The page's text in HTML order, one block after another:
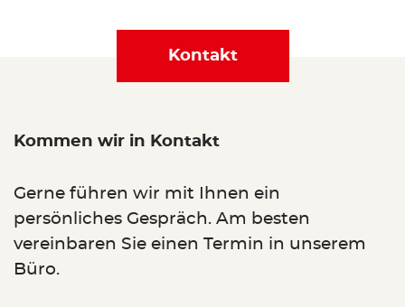
Kontakt
Kommen wir in Kontakt
Gerne führen wir mit Ihnen ein
persönliches Gespräch. Am besten
vereinbaren Sie einen Termin in unserem
Büro.